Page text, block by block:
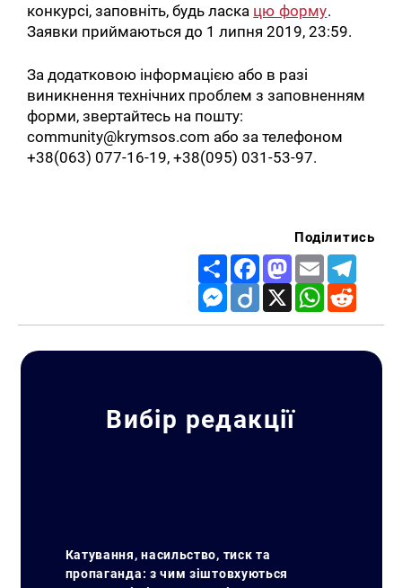
конкурсі, заповніть, будь ласка цю форму.
Заявки приймаються до 1 липня 2019, 23:59.
За додатковою інформацією або в разі
виникнення технічних проблем з заповненням
форми, звертайтесь на пошту:
community@krymsos.com або за телефоном
+38(063) 077-16-19, +38(095) 031-53-97.
Поділитись
Share FacebookMastodon
Email
Messenger
Diigo X WhatsApp
Вибір редакції
Катування, насильство, тиск та
пропаганда: з чим зіштовхуються